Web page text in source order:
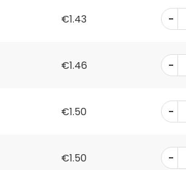
€1.43 -
€1.46 -
€1.50 -
€1.50 -